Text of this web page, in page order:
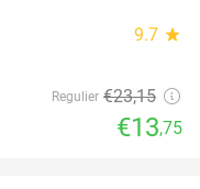
9.7 star
Regulier €23,15
€13,75